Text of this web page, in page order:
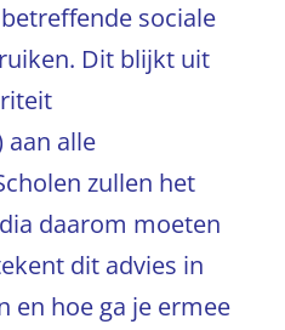
sociale
Dit blijkt uit
aan alle
zullen het
daarom moeten
dit advies in
en hoe ga je ermee